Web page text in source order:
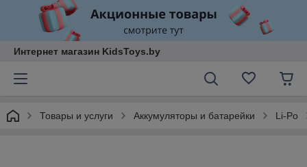
Интернет магазин KidsToys.by
Товары и услуги Аккумуляторы и батарейки Li-Po